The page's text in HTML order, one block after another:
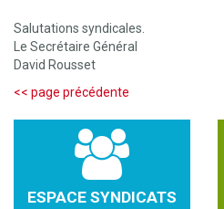
Salutations syndicales.
Le Secrétaire Général
David Rousset
<< page précédente
ESPACE SYNDICATS